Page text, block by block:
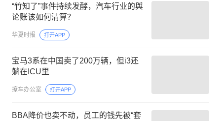
“竹知了”事件持续发酵，汽车行业的舆
论账该如何清算？
华夏时报 打开APP
宝马3系在中国卖了200万辆，但i3还
躺在ICU里
撩车办公室 打开APP
BBA降价也卖不动，员工的钱先被“套